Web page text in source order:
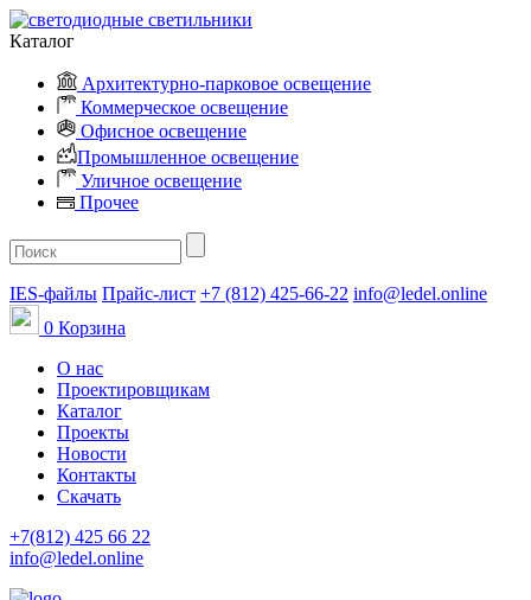
Каталог
Архитектурно-парковое освещение
Коммерческое освещение
Офисное освещение
Промышленное освещение
Уличное освещение
Прочее
IES-файлы Прайс-лист +7 (812) 425-66-22 info@ledel.online
0 Корзина
О нас
Проектировщикам
Каталог
Проекты
Новости
Контакты
Скачать
+7(812) 425 66 22
info@ledel.online